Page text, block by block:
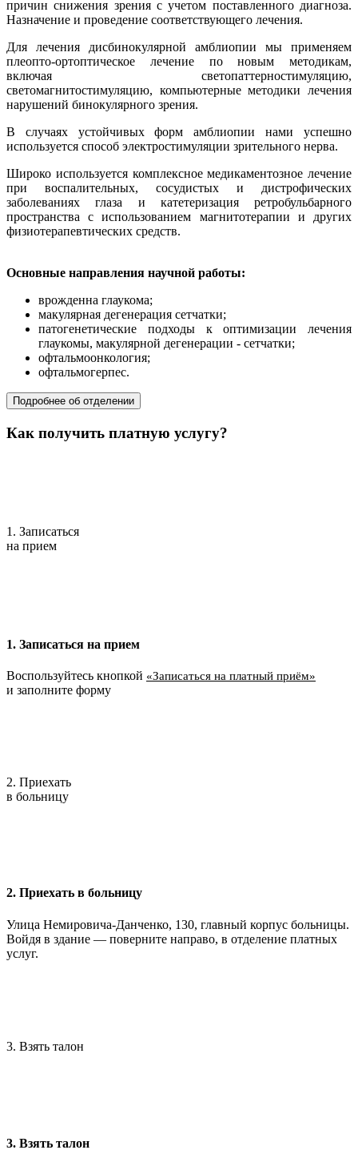
причин снижения зрения с учетом поставленного диагноза.
Назначение и проведение соответствующего лечения.
Для лечения дисбинокулярной амблиопии мы применяем
плеопто-ортоптическое лечение по новым методикам,
включая светопаттерностимуляцию,
светомагнитостимуляцию, компьютерные методики лечения
нарушений бинокулярного зрения.
В случаях устойчивых форм амблиопии нами успешно
используется способ электростимуляции зрительного нерва.
Широко используется комплексное медикаментозное лечение
при воспалительных, сосудистых и дистрофических
заболеваниях глаза и катетеризация ретробульбарного
пространства с использованием магнитотерапии и других
физиотерапевтических средств.
Основные направления научной работы:
врожденна глаукома;
макулярная дегенерация сетчатки;
патогенетические подходы к оптимизации лечения
глаукомы, макулярной дегенерации - сетчатки;
офтальмоонкология;
офтальмогерпес.
Подробнее об отделении
Как получить платную услугу?
1. Записаться
на прием
1. Записаться на прием
Воспользуйтесь кнопкой «Записаться на платный приём»
и заполните форму
2. Приехать
в больницу
2. Приехать в больницу
Улица Немировича-Данченко, 130, главный корпус больницы.
Войдя в здание — поверните направо, в отделение платных
услуг.
3. Взять талон
3. Взять талон